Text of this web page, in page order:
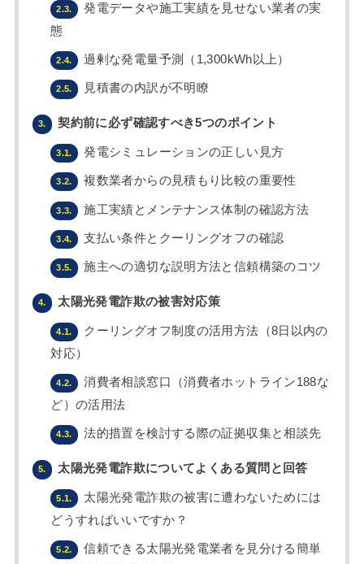
2.3.
発電データや施工実績を見せない業者の実
態
2.4. 過剰な発電量予測（1,300kWh以上）
2.5. 見積書の内訳が不明瞭
3. 契約前に必ず確認すべき5つのポイント
3.1. 発電シミュレーションの正しい見方
3.2. 複数業者からの見積もり比較の重要性
3.3. 施工実績とメンテナンス体制の確認方法
3.4. 支払い条件とクーリングオフの確認
3.5. 施主への適切な説明方法と信頼構築のコツ
4. 太陽光発電詐欺の被害対応策
4.1.
クーリングオフ制度の活用方法（8日以内の
対応）
4.2.
消費者相談窓口（消費者ホットライン188な
ど）の活用法
4.3. 法的措置を検討する際の証拠収集と相談先
5. 太陽光発電詐欺についてよくある質問と回答
5.1.
太陽光発電詐欺の被害に遭わないためには
どうすればいいですか？
5.2.
信頼できる太陽光発電業者を見分ける簡単